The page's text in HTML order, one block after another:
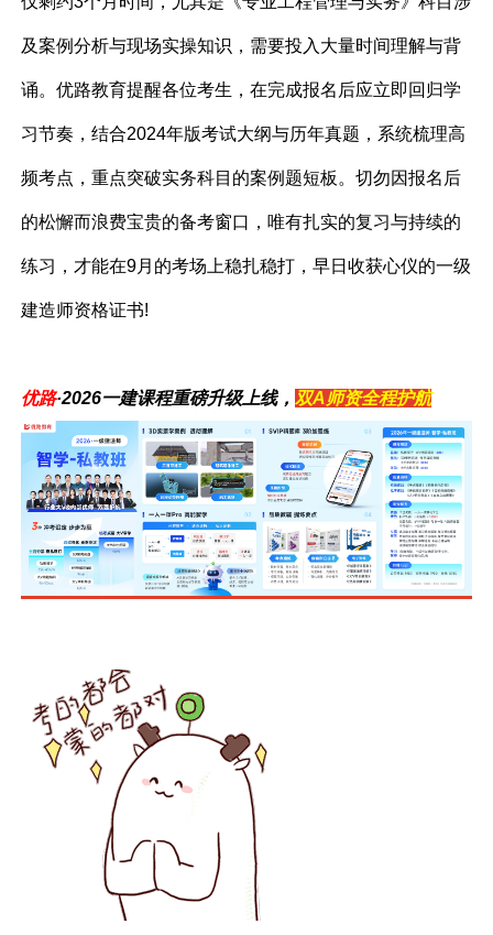
及案例分析与现场实操知识，需要投入大量时间理解与背
诵。优路教育提醒各位考生，在完成报名后应立即回归学
习节奏，结合2024年版考试大纲与历年真题，系统梳理高
频考点，重点突破实务科目的案例题短板。切勿因报名后
的松懈而浪费宝贵的备考窗口，唯有扎实的复习与持续的
练习，才能在9月的考场上稳扎稳打，早日收获心仪的一级
建造师资格证书!
优路·2026一建课程重磅升级上线， 双A师资全程护航